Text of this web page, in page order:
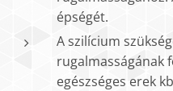
épségét.
A szilícium
rugalmasságának
egészséges erek